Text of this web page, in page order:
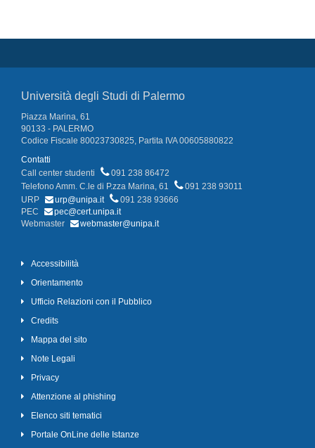
Università degli Studi di Palermo
Piazza Marina, 61
90133 - PALERMO
Codice Fiscale 80023730825, Partita IVA 00605880822
Contatti
Call center studenti
091 238 86472
Telefono Amm. C.le di P.zza Marina, 61
091 238 93011
URP
urp@unipa.it
091 238 93666
PEC
pec@cert.unipa.it
Webmaster
webmaster@unipa.it
Accessibilità
Orientamento
Ufficio Relazioni con il Pubblico
Credits
Mappa del sito
Note Legali
Privacy
Attenzione al phishing
Elenco siti tematici
Portale OnLine delle Istanze